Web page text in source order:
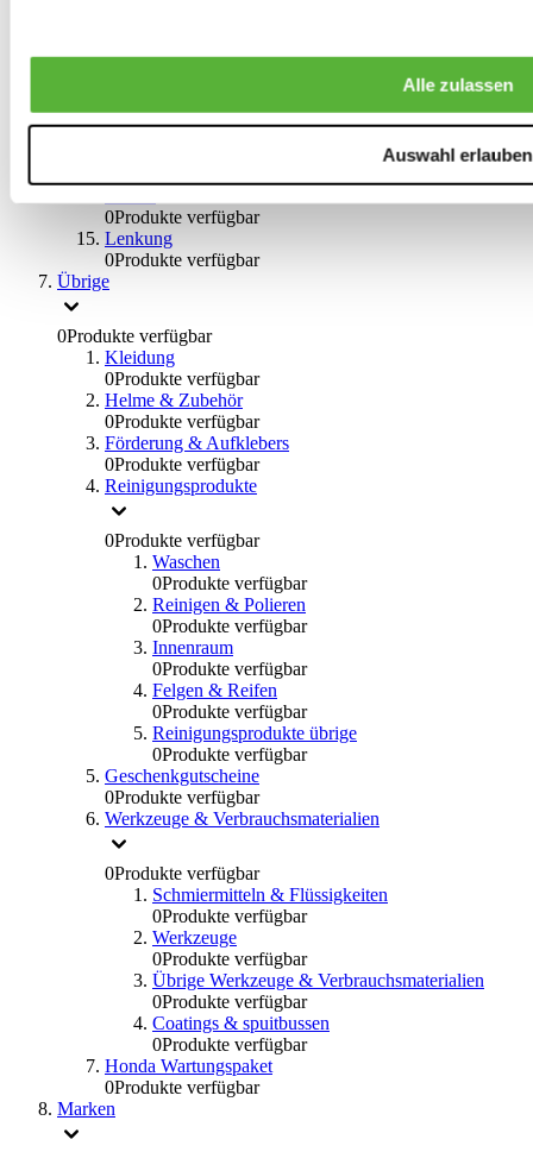
Alle zulassen
Auswahl erlauben
Handbremsen
0Produkte verfügbar
0Produkte verfügbar
Lenkung
0Produkte verfügbar
Übrige
0Produkte verfügbar
Kleidung
0Produkte verfügbar
Helme & Zubehör
0Produkte verfügbar
Förderung & Aufklebers
0Produkte verfügbar
Reinigungsprodukte
0Produkte verfügbar
Waschen
0Produkte verfügbar
Reinigen & Polieren
0Produkte verfügbar
Innenraum
0Produkte verfügbar
Felgen & Reifen
0Produkte verfügbar
Reinigungsprodukte übrige
0Produkte verfügbar
Geschenkgutscheine
0Produkte verfügbar
Werkzeuge & Verbrauchsmaterialien
0Produkte verfügbar
Schmiermitteln & Flüssigkeiten
0Produkte verfügbar
Werkzeuge
0Produkte verfügbar
Übrige Werkzeuge & Verbrauchsmaterialien
0Produkte verfügbar
Coatings & spuitbussen
0Produkte verfügbar
Honda Wartungspaket
0Produkte verfügbar
Marken